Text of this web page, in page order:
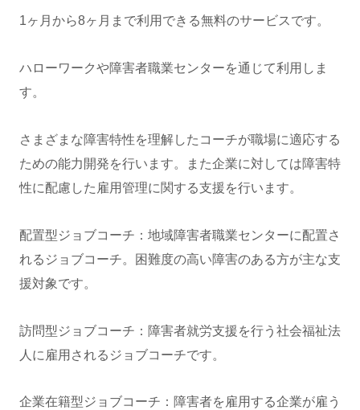
1ヶ月から8ヶ月まで利用できる無料のサービスです。
ハローワークや障害者職業センターを通じて利用しま
す。
さまざまな障害特性を理解したコーチが職場に適応する
ための能力開発を行います。また企業に対しては障害特
性に配慮した雇用管理に関する支援を行います。
配置型ジョブコーチ：地域障害者職業センターに配置さ
れるジョブコーチ。困難度の高い障害のある方が主な支
援対象です。
訪問型ジョブコーチ：障害者就労支援を行う社会福祉法
人に雇用されるジョブコーチです。
企業在籍型ジョブコーチ：障害者を雇用する企業が雇う